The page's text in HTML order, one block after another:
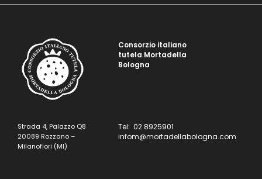
Consorzio italiano
tutela Mortadella
Bologna
Strada 4, Palazzo Q8
20089 Rozzano –
Milanofiori (MI)
Tel: 02 8925901
infom@mortadellabologna.com